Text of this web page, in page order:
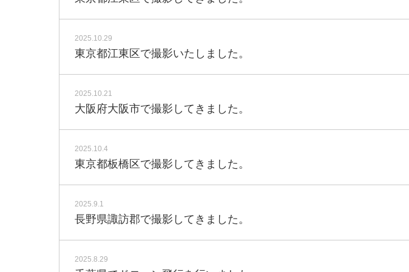
2025.10.29
東京都江東区で撮影いたしました。
2025.10.21
大阪府大阪市で撮影してきました。
2025.10.4
東京都板橋区で撮影してきました。
2025.9.1
長野県諏訪郡で撮影してきました。
2025.8.29